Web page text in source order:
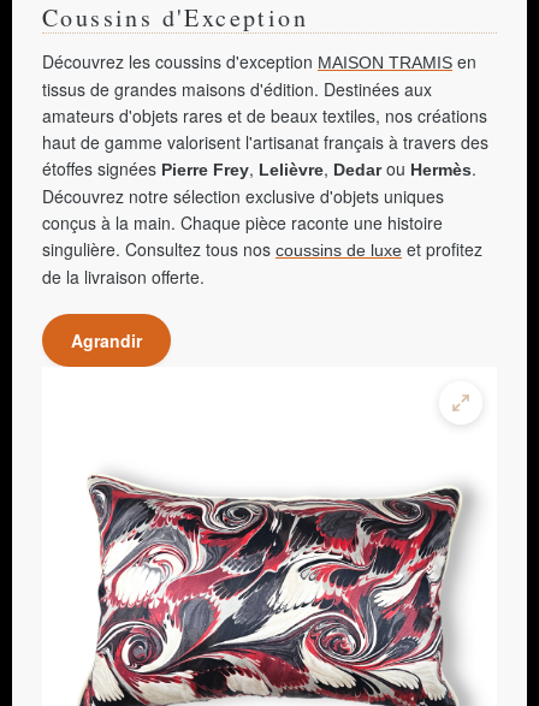
Coussins d'Exception
Découvrez les coussins d'exception MAISON TRAMIS en
tissus de grandes maisons d'édition. Destinées aux
amateurs d'objets rares et de beaux textiles, nos créations
haut de gamme valorisent l'artisanat français à travers des
étoffes signées Pierre Frey, Lelièvre, Dedarou Hermès.
Découvrez notre sélection exclusive d'objets uniques
conçus à la main. Chaque pièce raconte une histoire
singulière. Consultez tous nos coussins de luxe et profitez
de la livraison offerte.
Agrandir